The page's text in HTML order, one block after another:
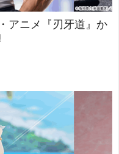
アニメ『刃牙道』か